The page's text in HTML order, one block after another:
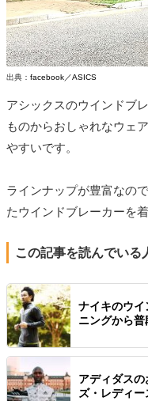
出典： facebook／ASICS
アシックスのウインドブ
ものからおしゃれなウェ
やすいです。
ラインナップが豊富なの
たウインドブレーカーを
この記事を読んでいる
ナイキのウ
ニングから普
アディダス
ズ・レディ